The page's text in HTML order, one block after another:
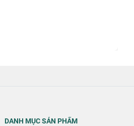
DANH MỤC SẢN PHẨM